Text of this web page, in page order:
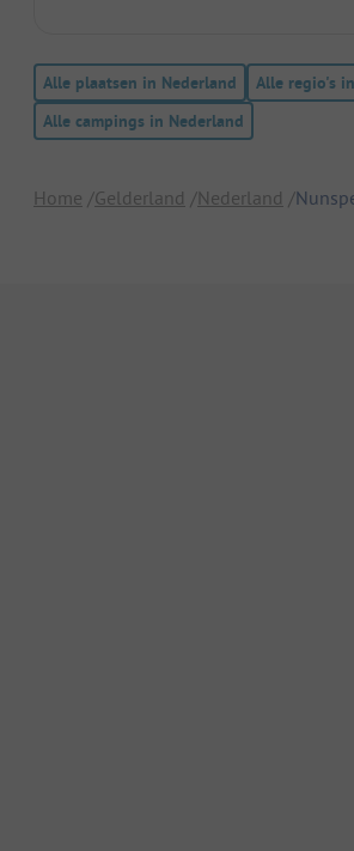
Alle plaatsen in Nederland
Alle regio's
Alle campings in Nederland
Home Gelderland Nederland